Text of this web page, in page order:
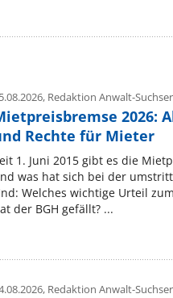
Redaktion Anwalt-
2026:
Rechte für Mieter
1. Juni 2015 gibt es die
was hat sich bei der
Welches wichtige Urteil
der BGH gefällt? ...
Redaktion Anwalt-